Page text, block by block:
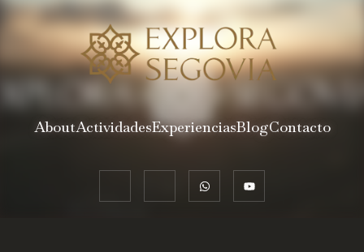
AboutActividadesExperienciasBlogContacto